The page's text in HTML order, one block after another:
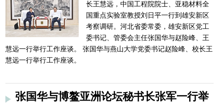
长王慧远，中国工程院院士、亚稳材料全
国重点实验室教授刘日平一行到雄安新区
考察调研。河北省委常委，雄安新区党工
委书记、管委会主任张国华与赵险峰、王
慧远一行举行工作座谈。 张国华与燕山大学党委书记赵险峰、校长王
慧远一行举行工作座谈。
张国华与博鳌亚洲论坛秘书长张军一行举